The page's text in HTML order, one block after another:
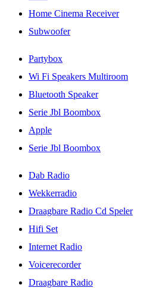
Home Cinema Receiver
Subwoofer
Partybox
Wi Fi Speakers Multiroom
Bluetooth Speaker
Serie Jbl Boombox
Apple
Serie Jbl Boombox
Dab Radio
Wekkerradio
Draagbare Radio Cd Speler
Hifi Set
Internet Radio
Voicerecorder
Draagbare Radio